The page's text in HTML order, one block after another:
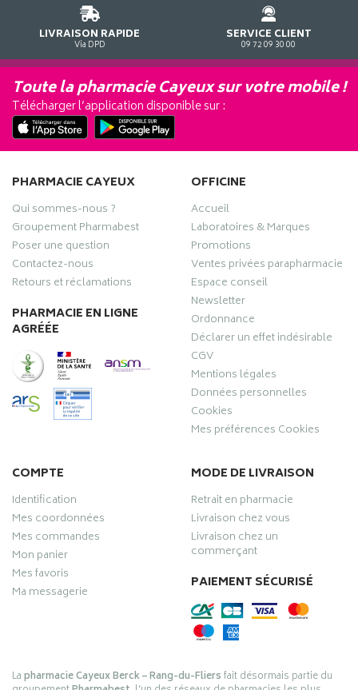
LIVRAISON RAPIDE
Via DPD
SERVICE CLIENT
09 72 09 30 00
Toute la pharmacie Cayeux sur votre mobile !
Télécharger l’application disponible sur :
PHARMACIE CAYEUX
Qui sommes-nous ?
Groupement Pharmabest
Poser une question
Contactez-nous
Retours et réclamations
PHARMACIE EN LIGNE
AGRÉÉE
OFFICINE
Accueil
Laboratoires & Marques
Promotions
Ventes privées parapharmacie
Espace conseil
Newsletter
Ordonnance
Déclarer un effet indésirable
CGV
Mentions légales
Données personnelles
Cookies
Mes préférences Cookies
COMPTE
Identification
Mes coordonnées
Mes commandes
Mon panier
Mes favoris
Ma messagerie
MODE DE LIVRAISON
Retrait en pharmacie
Livraison chez vous
Livraison chez un
commerçant
PAIEMENT SÉCURISÉ
Lapharmacie Cayeux Berck – Rang-du-Fliersfait désormais partie du